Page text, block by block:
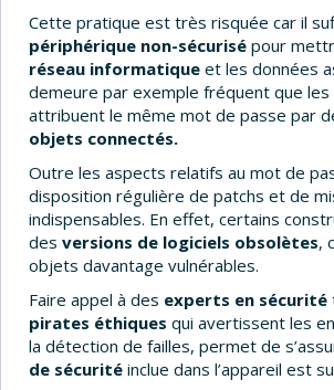
Cette pratique est très risquée car il
périphérique non-sécurisé pour
réseau informatique et les données
demeure par exemple fréquent que
attribuent le même mot de passe par
objets connectés.
Outre les aspects relatifs au mot de
disposition régulière de patchs et de
indispensables. En effet, certains
des versions de logiciels obsolètes,
objets davantage vulnérables.
Faire appel à des experts en sécurité
pirates éthiques qui avertissent les
la détection de failles, permet de
de sécurité inclue dans l’appareil est